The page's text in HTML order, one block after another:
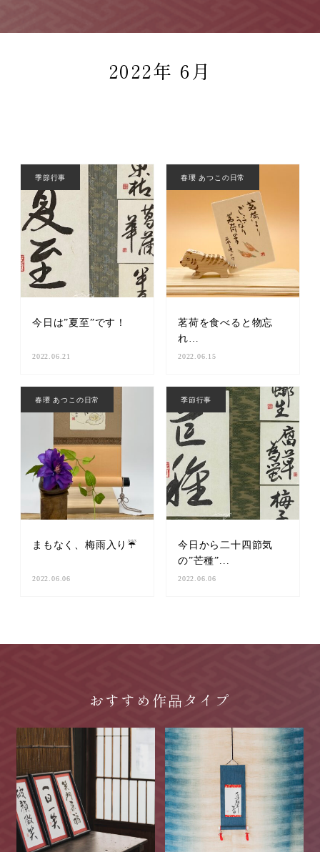
2022年 6月
季節行事
今日は”夏至”です！
2022.06.21
春瓔 あつこの日常
茗荷を食べると物忘
れ…
2022.06.15
春瓔 あつこの日常
まもなく、梅雨入り☔️
2022.06.06
季節行事
今日から二十四節気
の”芒種”...
2022.06.06
おすすめ作品タイプ